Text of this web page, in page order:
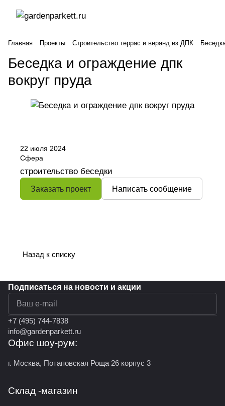
Главная Проекты Строительство террас и веранд из ДПК
Беседка и ограждение дпк
вокруг пруда
22 июля 2024
Сфера
строительство беседки
Заказать проект Написать сообщение
Назад к списку
Подписаться на новости и акции
+7 (495) 744-7838
info@gardenparkett.ru
Офис шоу-рум:
г. Москва, Потаповская Роща 26 корпус 3
Склад -магазин